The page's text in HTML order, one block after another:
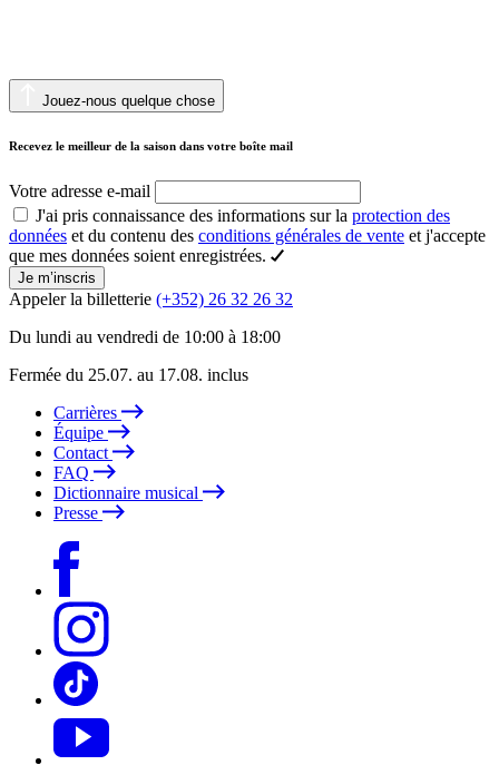
Jouez-nous quelque chose
Recevez le meilleur de la saison dans votre boîte mail
Votre adresse e-mail
J'ai pris connaissance des informations sur la protection des
données et du contenu des conditions générales de vente et j'accepte
que mes données soient enregistrées.
Je m’inscris
Appeler la billetterie (+352) 26 32 26 32
Du lundi au vendredi de 10:00 à 18:00
Fermée du 25.07. au 17.08. inclus
Carrières
Équipe
Contact
FAQ
Dictionnaire musical
Presse